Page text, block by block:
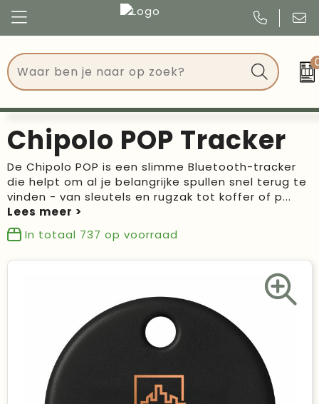
Tassen
Drinkwaren
Events
Give Aways
Schrijfwaren
Duurzame keuzes
Made in Europe
Congres
Events
Kerst
Verjaardagen
Voetbal, EK en WK
Chipolo POP Tracker
De Chipolo POP is een slimme Bluetooth-tracker
die helpt om al je belangrijke spullen snel terug te
vinden - van sleutels en rugzak tot koffer of p...
In totaal 737 op voorraad